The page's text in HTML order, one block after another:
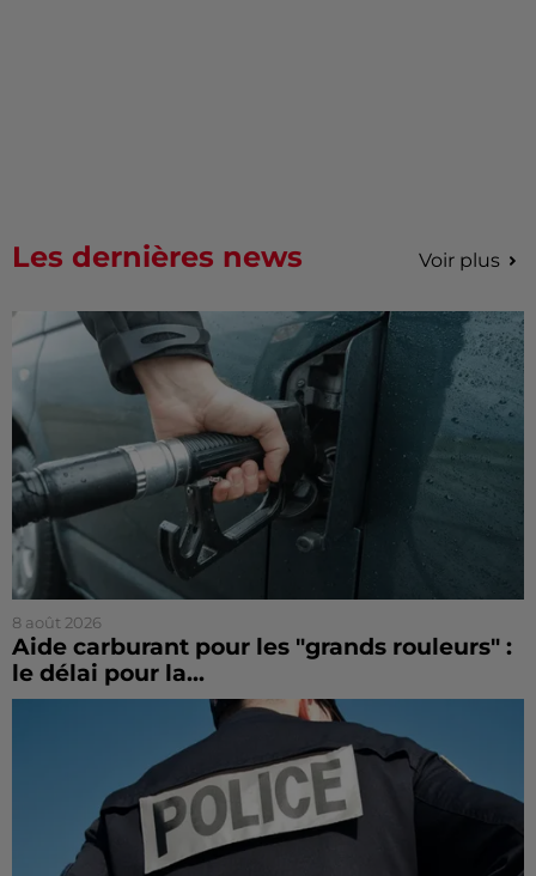
Les dernières news Voir plus
8 août 2026
Aide carburant pour les "grands rouleurs" :
le délai pour la...